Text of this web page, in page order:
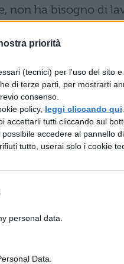
priorità
(tecnici) per l'uso del sito
di terze parti, per mostrarti
consenso.
policy, leggi cliccando qui
accettarli tutti cliccando sul
accedere al pannello
tutto, userai solo i cookie
personal data.
Data.
non ha bisogno di
che gli
ma Phileas è
e di farsi
di questa vicenda,
elefante, e
scambiato Fox per
arrivando spesso
perché anche un